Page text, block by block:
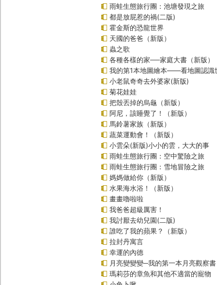
雨蛙生態旅行團：池塘發現之旅
都是放屁惹的禍(二版)
霍金斯的恐龍世界
天國的爸爸（新版）
蟲之歌
各種各樣的家──家庭大書（新版）
我的第1本地圖繪本――看地圖認識
小老鼠奇奇去外婆家(新版)
菊花娃娃
把殼丟掉的烏龜（新版）
阿尼，該睡覺了！（新版）
馬鈴薯家族（新版）
蔬菜運動會！（新版）
小雲朵(新版)小小的雲，大大的事
雨蛙生態旅行團：空中驚險之旅
雨蛙生態旅行團：雪地冒險之旅
媽媽做給你（新版）
水果海水浴！（新版）
畫畫嚕啦啦
我爸爸超級厲害！
我討厭去幼兒園(二版)
誰吃了我的蘋果？（新版）
拉封丹寓言
幸運的內德
月亮變變變─我的第一本月亮觀察書
瑪莉莎的章魚和其他不適當的寵物